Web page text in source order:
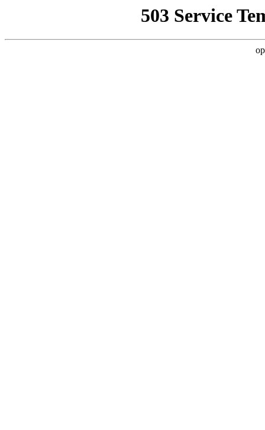
503 Service